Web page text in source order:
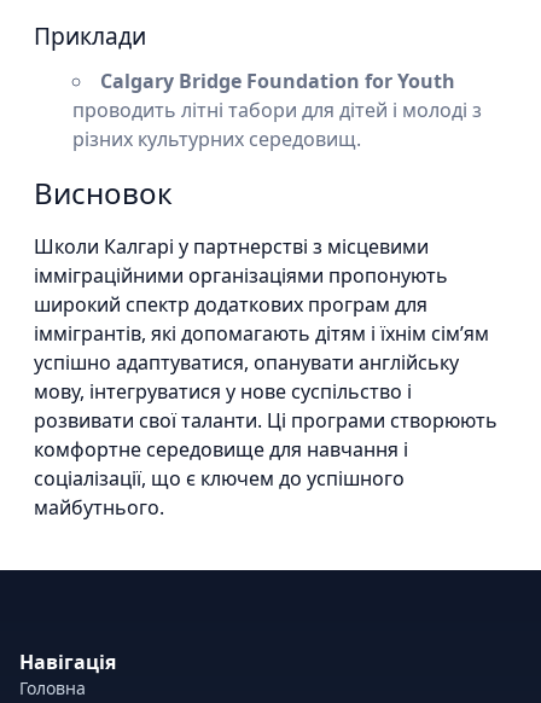
Приклади
Calgary Bridge Foundation for Youth
проводить літні табори для дітей і молоді з
різних культурних середовищ.
Висновок
Школи Калгарі у партнерстві з місцевими
імміграційними організаціями пропонують
широкий спектр додаткових програм для
іммігрантів, які допомагають дітям і їхнім сім’ям
успішно адаптуватися, опанувати англійську
мову, інтегруватися у нове суспільство і
розвивати свої таланти. Ці програми створюють
комфортне середовище для навчання і
соціалізації, що є ключем до успішного
майбутнього.
Навігація
Головна